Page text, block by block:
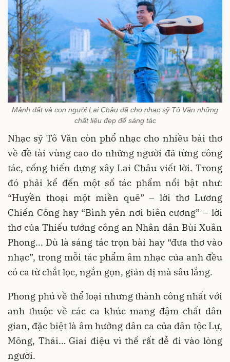
Mảnh đất và con người Lai Châu đã cho nhạc sỹ Tô Văn những
chất liệu đẹp để sáng tác
Nhạc sỹ Tô Văn còn phổ nhạc cho nhiều bài thơ
về đề tài vùng cao do những người đã từng công
tác, cống hiến dựng xây Lai Châu viết lời. Trong
đó phải kể đến một số tác phẩm nổi bật như:
“Huyền thoại một miền quê” – lời thơ Lương
Chiến Công hay “Bình yên nơi biên cương” – lời
thơ của Thiếu tướng công an Nhân dân Bùi Xuân
Phong... Dù là sáng tác trọn bài hay “đưa thơ vào
nhạc”, trong mỗi tác phẩm âm nhạc của anh đều
có ca từ chắt lọc, ngắn gọn, giản dị mà sâu lắng.
Phong phú về thể loại nhưng thành công nhất với
anh thuộc về các ca khúc mang đậm chất dân
gian, đặc biệt là âm hưởng dân ca của dân tộc Lự,
Mông, Thái… Giai điệu vì thế rất dễ đi vào lòng
người.